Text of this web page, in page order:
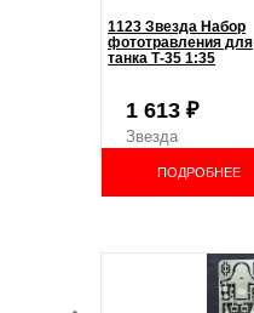
1123 Звезда Набор
фототравления для
танка Т-35 1:35
1 613 ₽
Звезда
ПОДРОБНЕЕ